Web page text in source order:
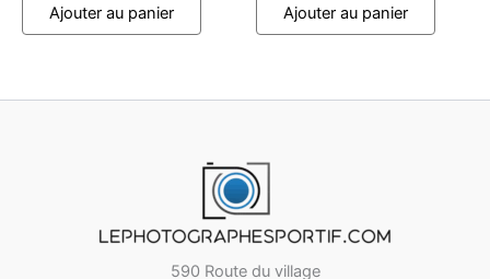
Ajouter au panier Ajouter au panier
590 Route du village